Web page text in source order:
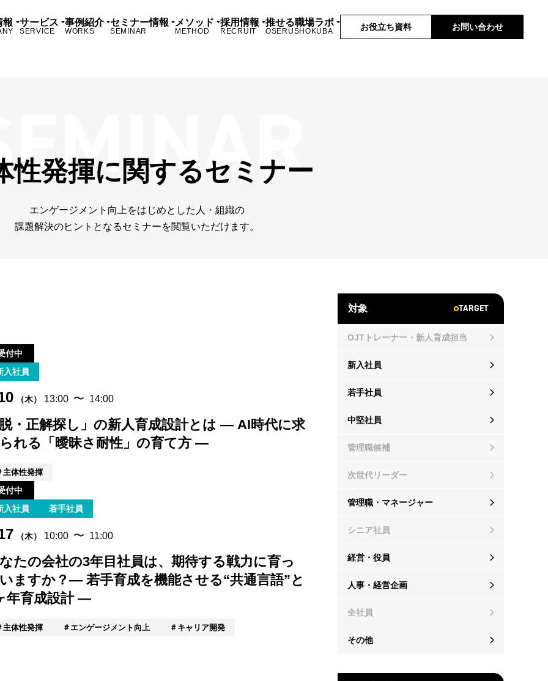
報 サービス
SERVICE
事例紹介
WORKS
セミナー情報
SEMINAR
メソッド
METHOD
採用情報
RECRUIT
推せる職場ラボ
OSERUSHOKUBA お役立ち資料 お問い合わせ
性発揮に関するセミナー
エンゲージメント向上をはじめとした人・組織の
課題解決のヒントとなるセミナーを閲覧いただけます。
付中
入社員
（木） 13:00 〜 14:00
脱・正解探し」の新人育成設計とは ― AI時代に求
れる「曖昧さ耐性」の育て方 ―
主体性発揮
付中
入社員
若手社員
（木） 10:00 〜 11:00
たの会社の3年目社員は、期待する戦力に育っ
ますか？― 若手育成を機能させる“共通言語”と
年育成設計 ―
主体性発揮 エンゲージメント向上 キャリア開発
対象 TARGET
OJTトレーナー・新人育成担当
新入社員
若手社員
中堅社員
管理職候補
次世代リーダー
管理職・マネージャー
シニア社員
経営・役員
人事・経営企画
全社員
その他